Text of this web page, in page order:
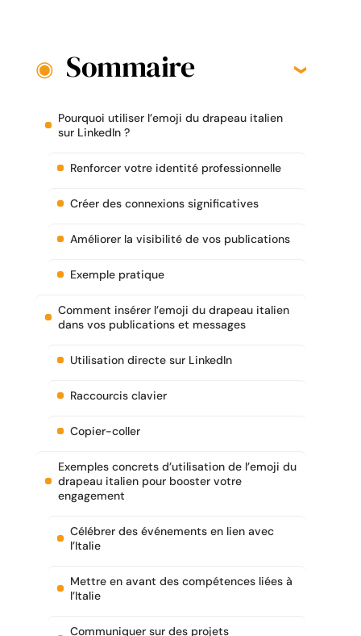
Sommaire
Pourquoi utiliser l’emoji du drapeau italien
sur LinkedIn ?
Renforcer votre identité professionnelle
Créer des connexions significatives
Améliorer la visibilité de vos publications
Exemple pratique
Comment insérer l’emoji du drapeau italien
dans vos publications et messages
Utilisation directe sur LinkedIn
Raccourcis clavier
Copier-coller
Exemples concrets d’utilisation de l’emoji du
drapeau italien pour booster votre
engagement
Célébrer des événements en lien avec
l’Italie
Mettre en avant des compétences liées à
l’Italie
Communiquer sur des projets